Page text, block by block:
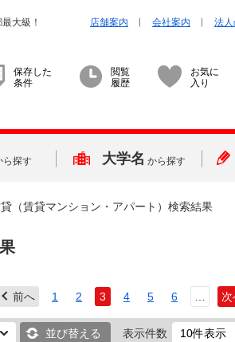
大級！ 店舗案内 会社案内 法
保存した
条件
閲覧
履歴
お気に
入り
ら探す 大学名 から探す
（賃貸マンション・アパート）検索結果
前へ 1 2 3 4 5 6
並び替える 表示件数